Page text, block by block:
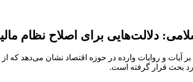
دلالت‌هایی برای اصلاح نظام
آیات و روایات وارده در حوزه اقتصاد نشان می‌دهد که
بحث قرار گرفته است.